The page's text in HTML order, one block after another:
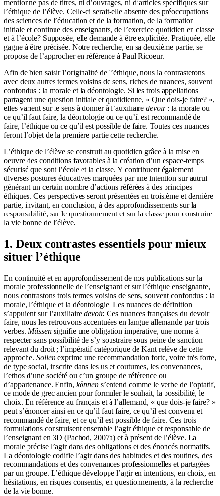
mentionne pas de titres, ni d’ouvrages, ni d’articles spécifiques sur
l’éthique de l’élève. Celle-ci serait-elle absente des préoccupations
des sciences de l’éducation et de la formation, de la formation
initiale et continue des enseignants, de l’exercice quotidien en classe
et à l’école? Supposée, elle demande à être explicitée. Pratiquée, elle
gagne à être précisée. Notre recherche, en sa deuxième partie, se
propose de l’approcher en référence à Paul Ricoeur.
Afin de bien saisir l’originalité de l’éthique, nous la contrasterons
avec deux autres termes voisins de sens, riches de nuances, souvent
confondus : la morale et la déontologie. Si les trois appellations
partagent une question initiale et quotidienne, « Que dois-je faire? »,
elles varient sur le sens à donner à l’auxiliaire devoir: la morale ou
ce qu’il faut faire, la déontologie ou ce qu’il est recommandé de
faire, l’éthique ou ce qu’il est possible de faire. Toutes ces nuances
feront l’objet de la première partie cette recherche.
L’éthique de l’élève se construit au quotidien grâce à la mise en
oeuvre des conditions favorables à la création d’un espace-temps
sécurisé que sont l’école et la classe. Y contribuent également
diverses postures éducatives marquées par une intention sur autrui
générant un certain nombre d’actions référées à des principes
éthiques. Ces perspectives seront présentées en troisième et dernière
partie, invitant, en conclusion, à des approfondissements sur la
responsabilité, sur le questionnement et sur la classe pour construire
la vie bonne de l’élève.
1. Deux contrastes essentiels pour mieux
situer l’éthique
En continuité et en approfondissement de nos publications sur la
morale professionnelle de l’enseignant et sur l’éthique enseignante,
nous contrastons trois termes voisins de sens, souvent confondus : la
morale, l’éthique et la déontologie. Les nuances de définition
s’appuient sur l’auxiliaire devoir. Ces nuances françaises du devoir
faire, nous les retrouvons accentuées en langue allemande par trois
verbes. Müssen signifie une obligation impérative, une norme à
respecter sans possibilité de s’y soustraire sous peine de sanction
relevant du droit ; l’impératif catégorique de Kant relève de cette
approche. Sollen exprime une recommandation forte, voire très forte,
de type social, inscrite dans les us et coutumes, les convenances,
l’ethos d’une société ou d’un groupe de référence ou
d’appartenance. Enfin, können s’entend comme le verbe de l’optatif,
ce mode de grec ancien pour formuler le souhait, la possibilité, le
choix. En référence au français et à l’allemand, « que dois-je faire? »
peut s’énoncer ainsi en ce qu’il faut faire, ce qu’il est convenu et
recommandé de faire, et ce qu’il est possible de faire. Ces trois
formulations construisent ensemble l’agir éthique et responsable de
l’enseignant en 3D (Pachod, 2007a) et à présent de l’élève. La
morale précise l’agir dans des obligations et des énoncés normatifs.
La déontologie codifie l’agir dans des habitudes et des routines, des
recommandations et des convenances professionnelles et partagées
par un groupe. L’éthique développe l’agir en intentions, en choix, en
hésitations, en risques consentis, en questionnements, à la recherche
de la vie bonne.